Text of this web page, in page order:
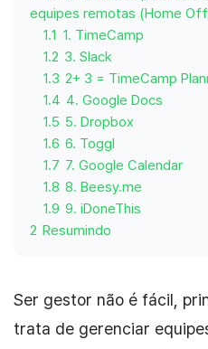
equipes remotas (Home
1.1 1. TimeCamp
1.2 3. Slack
1.3 2+ 3 = TimeCamp
1.4 4. Google Docs
1.5 5. Dropbox
1.6 6. Toggl
1.7 7. Google Calendar
1.8 8. Beesy.me
1.9 9. iDoneThis
2 Resumindo
Ser gestor não é fácil,
trata de gerenciar